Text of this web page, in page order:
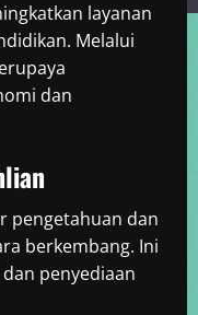
layanan
Melalui
dan
pengetahuan dan
berkembang. Ini
penyediaan